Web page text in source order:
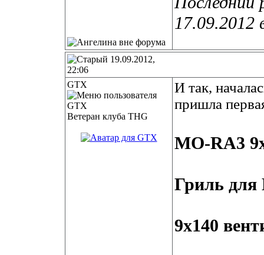
17.09.2012
19.09.2012,
22:06
GTX
Ветеран клуба THG
И так,
пришла
MO-RA3
Гриль для
9х140